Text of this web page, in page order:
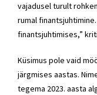
vajadusel turult
rumal
finantsjuhtimises,”
Küsimus pole vaid
järgmises aastas.
tegema 2023. aasta